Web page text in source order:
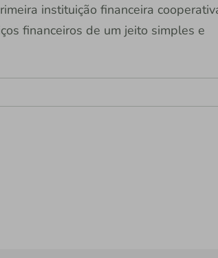
instituição financeira
financeiros de um jeito simples e